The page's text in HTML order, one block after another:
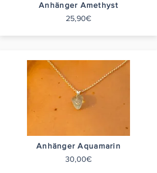
Anhänger Amethyst
25,90€
Anhänger Aquamarin
30,00€